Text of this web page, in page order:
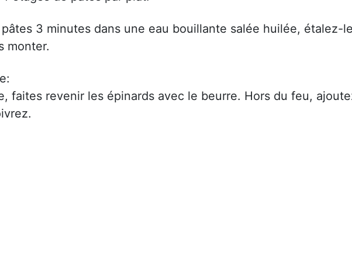
3 minutes dans une eau bouillante salée huilée, étalez-
monter.
faites revenir les épinards avec le beurre. Hors du feu,